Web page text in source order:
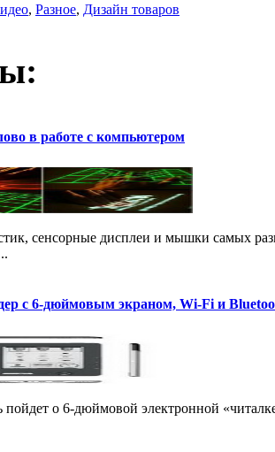
, Разное, Дизайн товаров
в работе с компьютером
сенсорные дисплеи и мышки самых
с 6-дюймовым экраном, Wi-Fi и
пойдет о 6-дюймовой электронной